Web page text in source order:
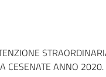
CESENATE ANNO 2020.